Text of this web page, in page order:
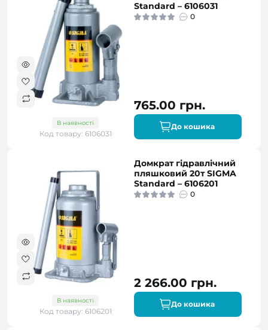
В наявності
Код товару: 6106031
Standard – 6106031
0
765.00 грн.
До кошика
В наявності
Код товару: 6106201
Домкрат гідравлічний
пляшковий 20т SIGMA
Standard – 6106201
0
2 266.00 грн.
До кошика